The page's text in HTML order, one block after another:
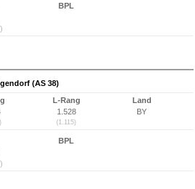
BPL
(AS 38)
L-Rang
1.528
(1.115)
Land
BY
BPL